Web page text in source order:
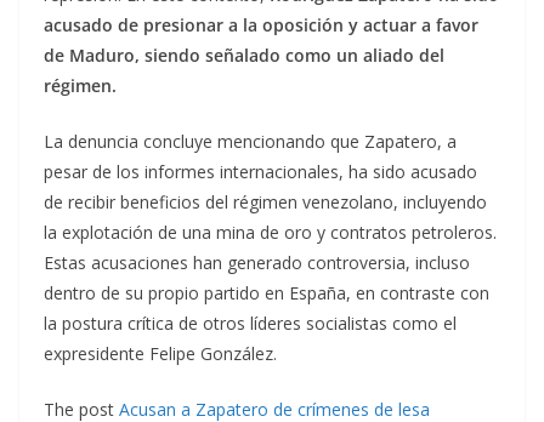
acusado de presionar a la oposición y actuar a favor
de Maduro, siendo señalado como un aliado del
régimen.
La denuncia concluye mencionando que Zapatero, a
pesar de los informes internacionales, ha sido acusado
de recibir beneficios del régimen venezolano, incluyendo
la explotación de una mina de oro y contratos petroleros.
Estas acusaciones han generado controversia, incluso
dentro de su propio partido en España, en contraste con
la postura crítica de otros líderes socialistas como el
expresidente Felipe González.
The post Acusan a Zapatero de crímenes de lesa